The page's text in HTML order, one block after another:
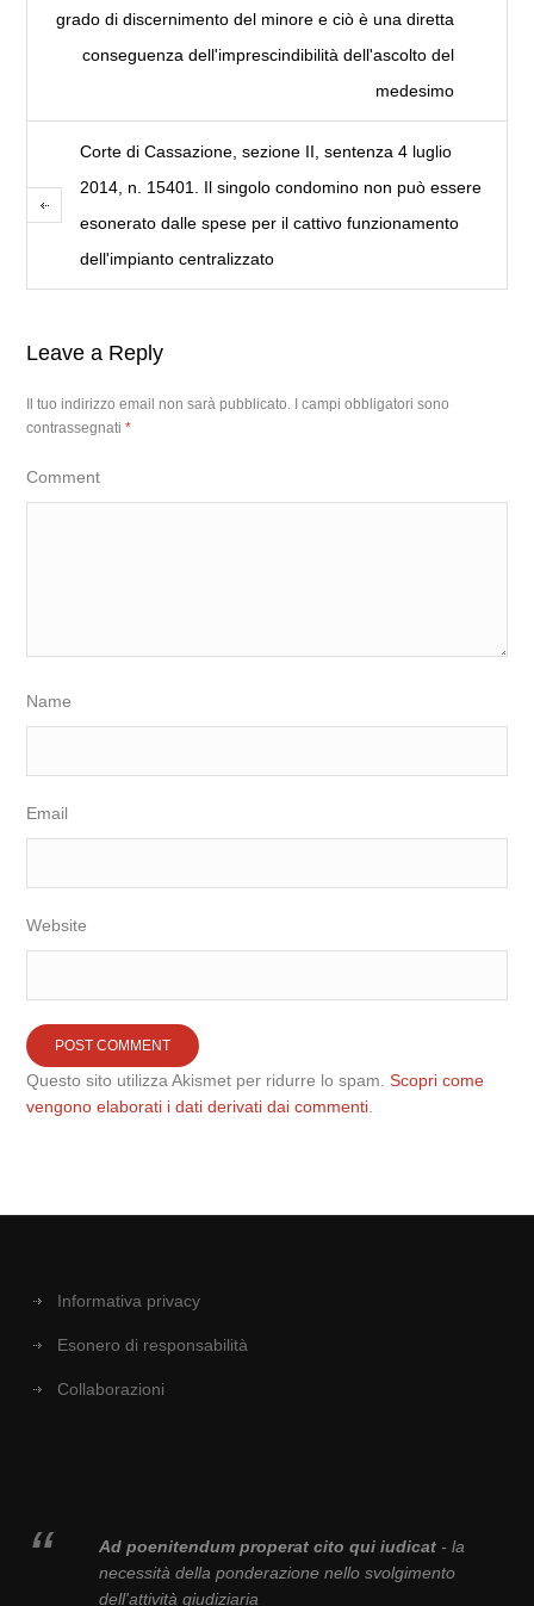
grado di discernimento del minore e ciò è una diretta
conseguenza dell'imprescindibilità dell'ascolto del
medesimo
Corte di Cassazione, sezione II, sentenza 4 luglio
2014, n. 15401. Il singolo condomino non può essere
esonerato dalle spese per il cattivo funzionamento
dell'impianto centralizzato
Leave a Reply
Il tuo indirizzo email non sarà pubblicato.
I campi obbligatori sono
contrassegnati*
Comment
Name
Email
Website
Questo sito utilizza Akismet per ridurre lo spam.Scopri come
vengono elaborati i dati derivati dai commenti
Informativa privacy
Esonero di responsabilità
Collaborazioni
Ad poenitendum properat cito qui iudicat- la
necessità della ponderazione nello svolgimento
dell'attività giudiziaria